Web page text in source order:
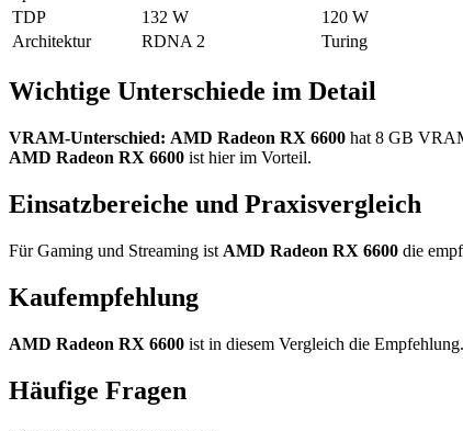
TDP
132 W
120 W
Architektur
RDNA 2 Turing
Wichtige Unterschiede im Detail
VRAM-Unterschied: AMD Radeon RX 6600 hat 8 GB
AMD Radeon RX 6600 ist hier im Vorteil.
Einsatzbereiche und Praxisvergleich
Für Gaming und Streaming ist AMD Radeon RX 6600 die
Kaufempfehlung
AMD Radeon RX 6600 ist in diesem Vergleich die Empfehlung.
Häufige Fragen